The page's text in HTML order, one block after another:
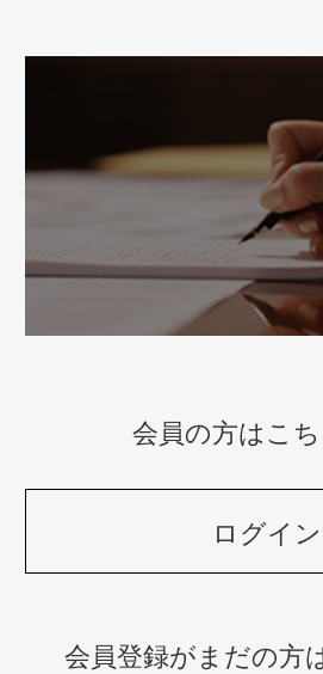
会員の方はこ
ログイン
会員登録がまだの方